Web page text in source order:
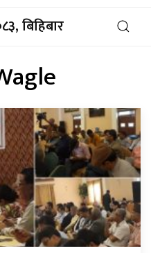
बिहिबार